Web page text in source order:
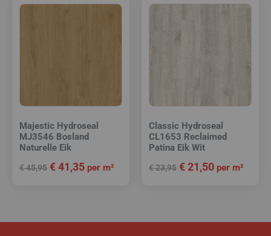
Majestic Hydroseal
MJ3546 Bosland
Naturelle Eik
€45,95 €41,35 per m²
Classic Hydroseal
CL1653 Reclaimed
Patina Eik Wit
€23,95 €21,50 per m²